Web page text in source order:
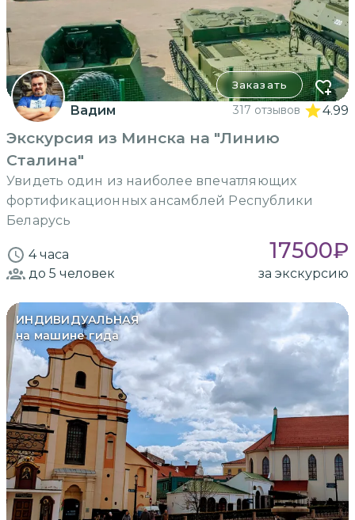
Заказать
Вадим 317 отзывов 4.99
Экскурсия из Минска на "Линию
Сталина"
Увидеть один из наиболее впечатляющих
фортификационных ансамблей Республики
Беларусь
4 часа 17500₽
до 5 человек за экскурсию
ИНДИВИДУАЛЬНАЯ
на машине гида